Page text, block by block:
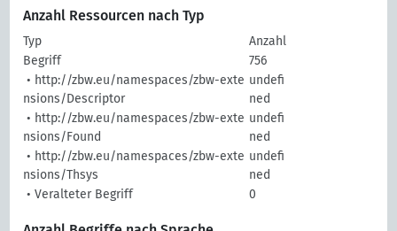
Anzahl Ressourcen nach Typ
Typ
Anzahl
Begriff
756
• http://zbw.eu/namespaces/zbw-exte
nsions/Descriptor
undefi
ned
• http://zbw.eu/namespaces/zbw-exte
nsions/Found
undefi
ned
• http://zbw.eu/namespaces/zbw-exte
nsions/Thsys
undefi
ned
• Veralteter Begriff
0